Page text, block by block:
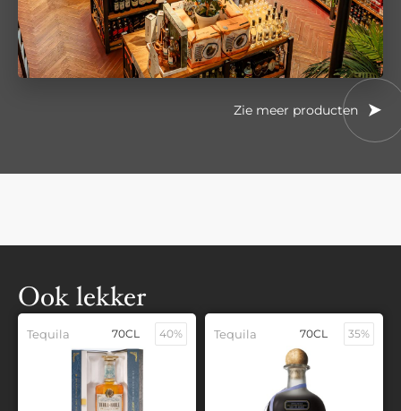
Zie meer producten
Ook lekker
Tequila 70CL 40% Tequila 70CL 35%